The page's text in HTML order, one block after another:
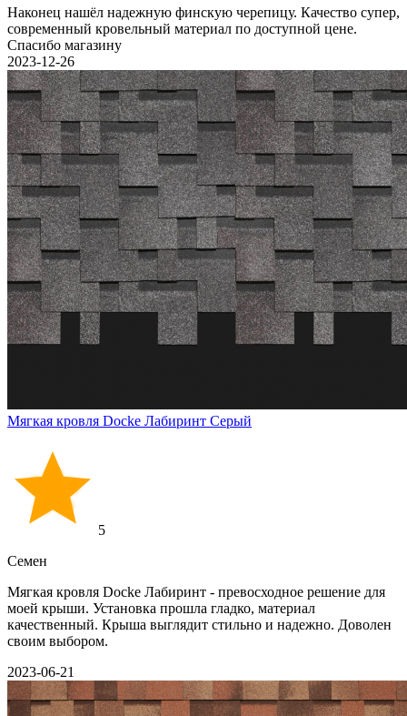
Наконец нашёл надежную финскую черепицу. Качество супер,
современный кровельный материал по доступной цене.
Спасибо магазину
2023-12-26
Мягкая кровля Docke Лабиринт Серый
5
Семен
Мягкая кровля Docke Лабиринт - превосходное решение для
моей крыши. Установка прошла гладко, материал
качественный. Крыша выглядит стильно и надежно. Доволен
своим выбором.
2023-06-21